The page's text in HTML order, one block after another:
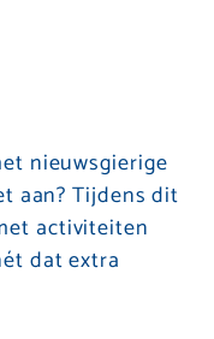
nieuwsgierige
aan? Tijdens dit
activiteiten
dat extra